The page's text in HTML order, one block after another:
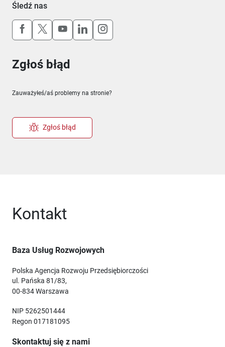
Śledź nas
Uwaga, link otworzy się w nowym oknie
Uwaga, link otworzy się w nowym oknie
Uwaga, link otworzy się w nowym
Uwaga, link otworzy się w
Uwaga, link otworzy się w
Zgłoś błąd
Zauważyłeś/aś problemy na stronie?
Zgłoś błąd
Kontakt
Baza Usług Rozwojowych
Polska Agencja Rozwoju Przedsiębiorczości
ul. Pańska 81/83,
00-834 Warszawa
NIP 5262501444
Regon 017181095
Skontaktuj się z nami